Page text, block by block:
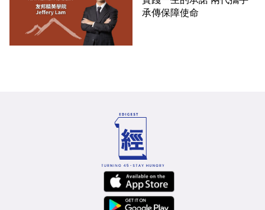
承傳保障使命